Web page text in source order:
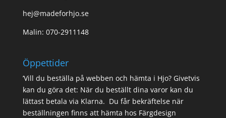
hej@madeforhjo.se
Malin: 070-2911148
Öppettider
’Vill du beställa på webben och hämta i Hjo? Givetvis
kan du göra det: När du beställt dina varor kan du
lättast betala via Klarna. Du får bekräftelse när
beställningen finns att hämta hos Färgdesign